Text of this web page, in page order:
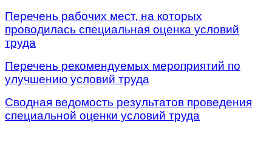
Перечень рабочих мест, на которых
проводилась специальная оценка условий
труда
Перечень рекомендуемых мероприятий по
улучшению условий труда
Сводная ведомость результатов проведения
специальной оценки условий труда